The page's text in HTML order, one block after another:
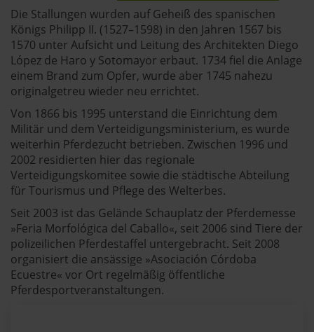
Die Stallungen wurden auf Geheiß des spanischen
Königs Philipp II. (1527–1598) in den Jahren 1567 bis
1570 unter Aufsicht und Leitung des Architekten Diego
López de Haro y Sotomayor erbaut. 1734 fiel die Anlage
einem Brand zum Opfer, wurde aber 1745 nahezu
originalgetreu wieder neu errichtet.
Von 1866 bis 1995 unterstand die Einrichtung dem
Militär und dem Verteidigungsministerium, es wurde
weiterhin Pferdezucht betrieben. Zwischen 1996 und
2002 residierten hier das regionale
Verteidigungskomitee sowie die städtische Abteilung
für Tourismus und Pflege des Welterbes.
Seit 2003 ist das Gelände Schauplatz der Pferdemesse
»Feria Morfológica del Caballo«, seit 2006 sind Tiere der
polizeilichen Pferdestaffel untergebracht. Seit 2008
organisiert die ansässige »Asociación Córdoba
Ecuestre« vor Ort regelmäßig öffentliche
Pferdesportveranstaltungen.